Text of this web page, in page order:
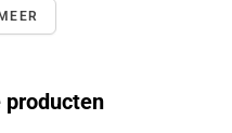
producten